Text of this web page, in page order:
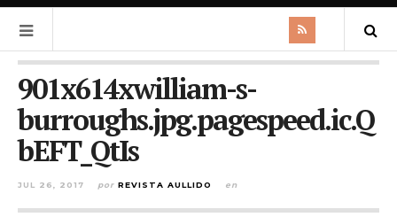
901x614xwilliam-s-
burroughs.jpg.pagespeed.ic.Q
bEFT_QtIs
JUL 26, 2017 por REVISTA AULLIDO en